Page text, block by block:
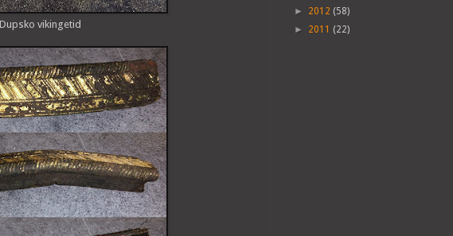
Dupsko vikingetid
► 2012 (58)
► 2011 (22)